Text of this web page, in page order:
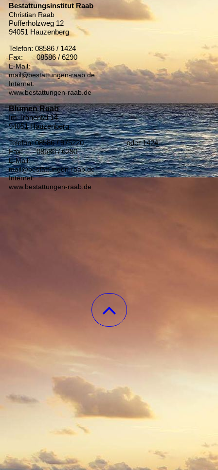
Bestattungsinstitut Raab
Christian Raab
Pufferholzweg 12
94051 Hauzenberg
Telefon: 08586 / 1424
Fax: 08586 / 6290
E-Mail:
mail@bestattungen-raab.de
Internet:
www.bestattungen-raab.de
Blumen Raab
Im Tränental 14
94051 Hauzenberg
Telefon: 08586 / 975220 oder 1424
Fax: 08586 / 6290
E-Mail:
mail@bestattungen-raab.de
Internet:
www.bestattungen-raab.de